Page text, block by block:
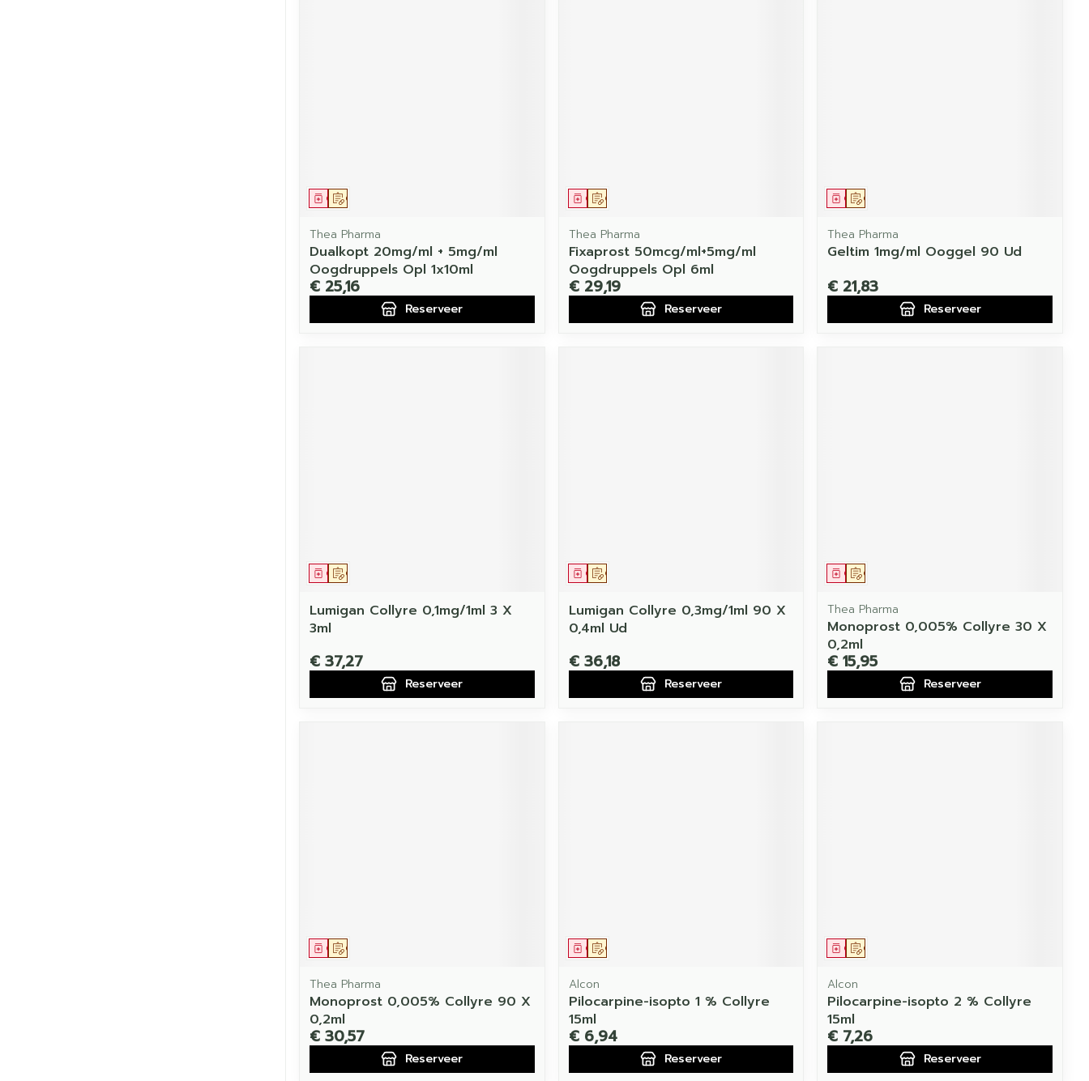
Op voorschrift
Geneesmiddel
Thea Pharma
Dualkopt 20mg/ml + 5mg/ml
Oogdruppels Opl 1x10ml
€ 25,16
Reserveer
Op voorschrift
Geneesmiddel
Thea Pharma
Fixaprost 50mcg/ml+5mg/ml
Oogdruppels Opl 6ml
€ 29,19
Reserveer
Op voorschrift
Geneesmiddel
Thea Pharma
Geltim 1mg/ml Ooggel 90 Ud
€ 21,83
Reserveer
Op voorschrift
Geneesmiddel
Lumigan Collyre 0,1mg/1ml 3 X
3ml
€ 37,27
Reserveer
Op voorschrift
Geneesmiddel
Lumigan Collyre 0,3mg/1ml 90 X
0,4ml Ud
€ 36,18
Reserveer
Op voorschrift
Geneesmiddel
Thea Pharma
Monoprost 0,005% Collyre 30 X
0,2ml
€ 15,95
Reserveer
Op voorschrift
Geneesmiddel
Thea Pharma
Monoprost 0,005% Collyre 90 X
0,2ml
€ 30,57
Reserveer
Op voorschrift
Geneesmiddel
Alcon
Pilocarpine-isopto 1 % Collyre
15ml
€ 6,94
Reserveer
Op voorschrift
Geneesmiddel
Alcon
Pilocarpine-isopto 2 % Collyre
15ml
€ 7,26
Reserveer